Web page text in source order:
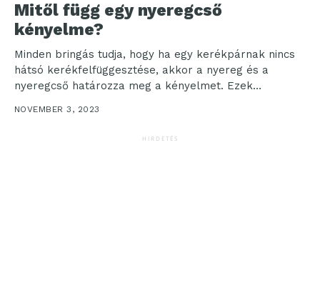
Mitől függ egy nyeregcső
kényelme?
Minden bringás tudja, hogy ha egy kerékpárnak nincs
hátsó kerékfelfüggesztése, akkor a nyereg és a
nyeregcső határozza meg a kényelmet. Ezek
NOVEMBER 3, 2023
HIRDETÉS